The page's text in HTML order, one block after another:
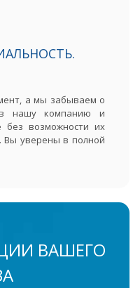
а мы забываем о
нашу компанию и
возможности их
Вы уверены в полной
ВАШЕГО